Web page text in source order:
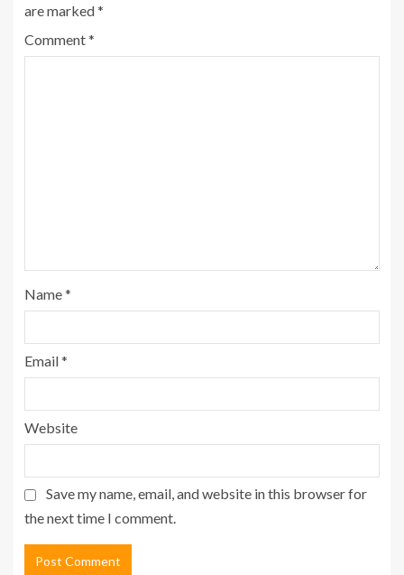
are marked*
Comment*
Name*
Email*
Website
Save my name, email, and website in this browser for
the next time I comment.